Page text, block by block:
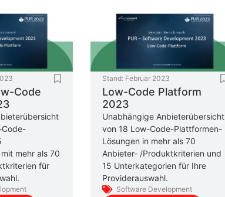
Code
mehr als 70
für
Stand: Februar 2023
Low-Code Platform
2023
Unabhängige Anbieterübersicht
von 18 Low-Code-Plattformen-
Lösungen in mehr als 70
Anbieter- /Produktkriterien und
15 Unterkategorien für Ihre
Providerauswahl.
Software Development